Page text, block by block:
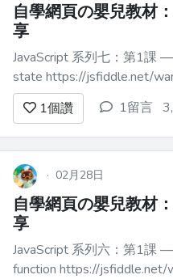
自學網頁の嬰兒教材
享
JavaScript 系列七：第1課
state https://jsfiddle.net/
JavaScript 系列七：第2課
便利 https://...
1個讚 1留言
· 02月28日
自學網頁の嬰兒教材
享
JavaScript 系列六：第1課
function https://jsfiddle.net/